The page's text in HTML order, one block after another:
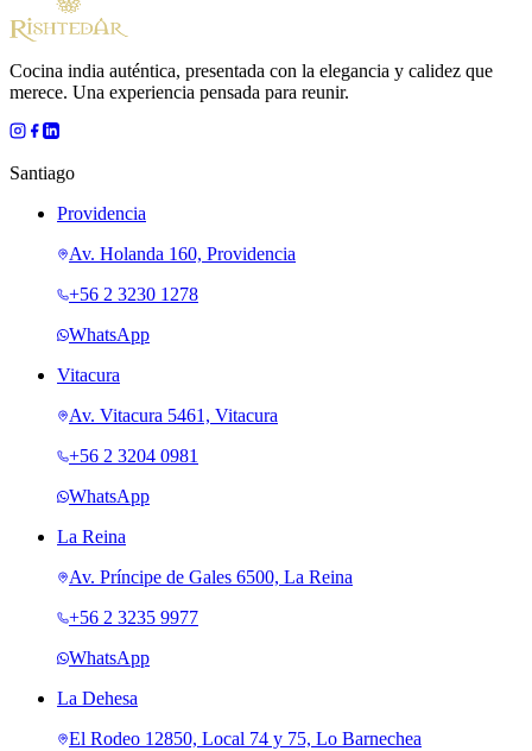
Cocina india auténtica, presentada con la elegancia y calidez que
merece. Una experiencia pensada para reunir.
Santiago
Providencia
Av. Holanda 160, Providencia
+56 2 3230 1278
WhatsApp
Vitacura
Av. Vitacura 5461, Vitacura
+56 2 3204 0981
WhatsApp
La Reina
Av. Príncipe de Gales 6500, La Reina
+56 2 3235 9977
WhatsApp
La Dehesa
El Rodeo 12850, Local 74 y 75, Lo Barnechea